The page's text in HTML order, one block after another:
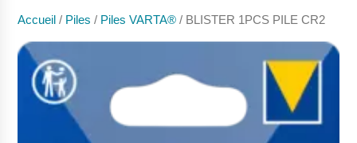
Accueil / Piles / Piles VARTA® / BLISTER 1PCS PILE CR2